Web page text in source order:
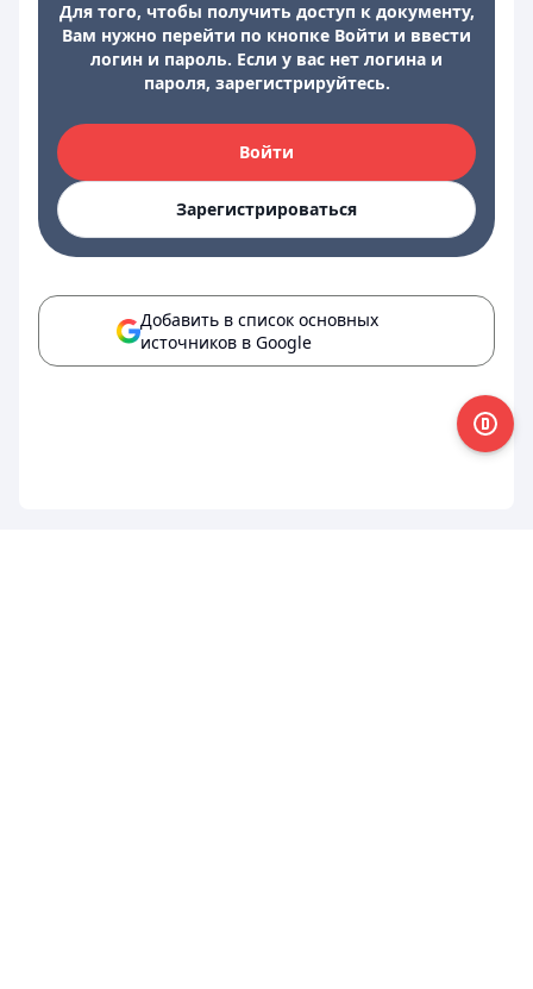
Для того, чтобы получить доступ к документу,
Вам нужно перейти по кнопке Войти и ввести
логин и пароль. Если у вас нет логина и
пароля, зарегистрируйтесь.
Войти
Зарегистрироваться
Добавить в список основных
источников в Google